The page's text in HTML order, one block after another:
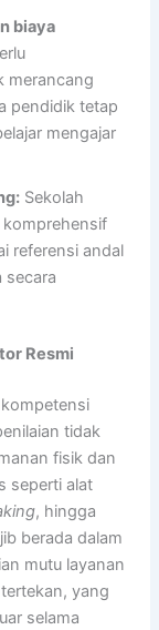
biaya
merancang
pendidik tetap
mengajar
Sekolah
referensi andal
secara
Resmi
tidak
fisik dan
seperti alat
, hingga
berada dalam
mutu layanan
yang
selama